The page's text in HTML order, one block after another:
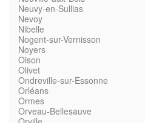
Neuvy-en-Sullias
Nevoy
Nibelle
Nogent-sur-Vernisson
Noyers
Oison
Olivet
Ondreville-sur-Essonne
Orléans
Ormes
Orveau-Bellesauve